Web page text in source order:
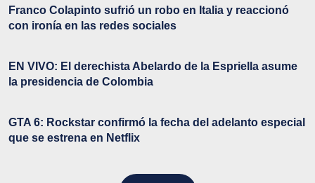
Franco Colapinto sufrió un robo en Italia y reaccionó
con ironía en las redes sociales
EN VIVO: El derechista Abelardo de la Espriella asume
la presidencia de Colombia
GTA 6: Rockstar confirmó la fecha del adelanto especial
que se estrena en Netflix